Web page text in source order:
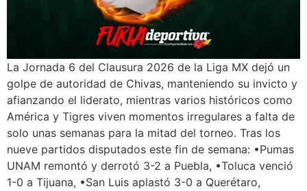
La Jornada 6 del Clausura 2026 de la Liga MX dejó un
golpe de autoridad de Chivas, manteniendo su invicto y
afianzando el liderato, mientras varios históricos como
América y Tigres viven momentos irregulares a falta de
solo unas semanas para la mitad del torneo. Tras los
nueve partidos disputados este fin de semana: •Pumas
UNAM remontó y derrotó 3-2 a Puebla, •Toluca venció
1-0 a Tijuana, •San Luis aplastó 3-0 a Querétaro,